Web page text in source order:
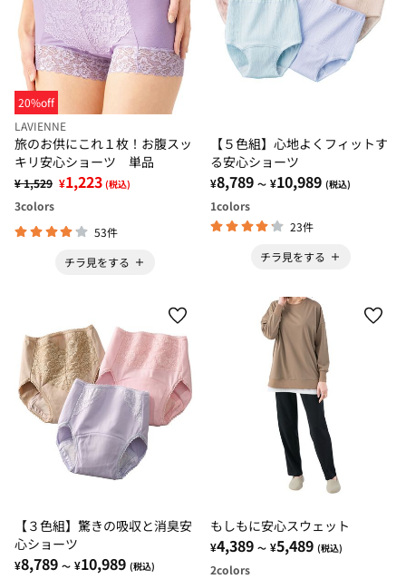
20%off
LAVIENNE
旅のお供にこれ１枚！お腹スッ
キリ安心ショーツ 単品
¥ 1,529 ¥1,223 (税込)
3colors
53件
チラ見をする
【５色組】心地よくフィットす
る安心ショーツ
¥8,789 ～ ¥10,989 (税込)
1colors
23件
チラ見をする
【３色組】驚きの吸収と消臭安
心ショーツ
¥8,789 ～ ¥10,989 (税込)
もしもに安心スウェット
¥4,389 ～ ¥5,489 (税込)
2colors